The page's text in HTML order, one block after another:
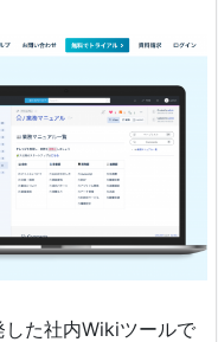
した社内Wikiツールで